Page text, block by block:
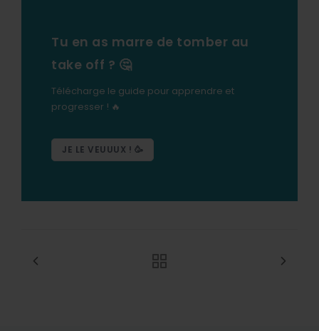
Tu en as marre de tomber au
take off ? 🤔
Télécharge le guide pour apprendre et
progresser ! 🔥
JE LE VEUUUX ! 🥳